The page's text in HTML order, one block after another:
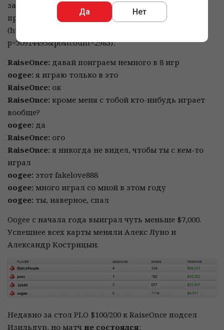
Да Нет
за 1,362 раздачи. oogee тоже отказался от
предложения пересесть в 8 игр
(http://forumserver.twoplustwo.com/showpost.php?
p=30914495&postcount=2983):
RaiseOnce: давай поиграем немного в 8 игр
oogee: я играю только в это
RaiseOnce: ок
RaiseOnce: кроме меня с тобой кто-нибудь играет
вообще?
oogee: да
RaiseOnce: ого
RaiseOnce: я никогда не видел, чтобы ты с кем-то
играл
oogee: этот fakelove888
oogee: много играл со мной в этом году
oogee: ты, наверное, спал
Oogee с начала года выиграл чуть меньше $7,000.
Успешнее всех карты меняли Алекс Луно и
Александр Кострицын.
Недавно за стол PLO $100/200 к RaiseOnce подсел
Изильдур, но матч не состоялся: